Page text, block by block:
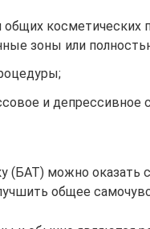
косметических
зоны или
и депрессивное
(БАТ) можно оказать
общее